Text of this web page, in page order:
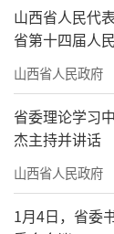
山西省人民代
省第十四届人
时间的决定
山西省人民政府
省委理论学习
杰主持并讲话
山西省人民政府
1月4日，省委